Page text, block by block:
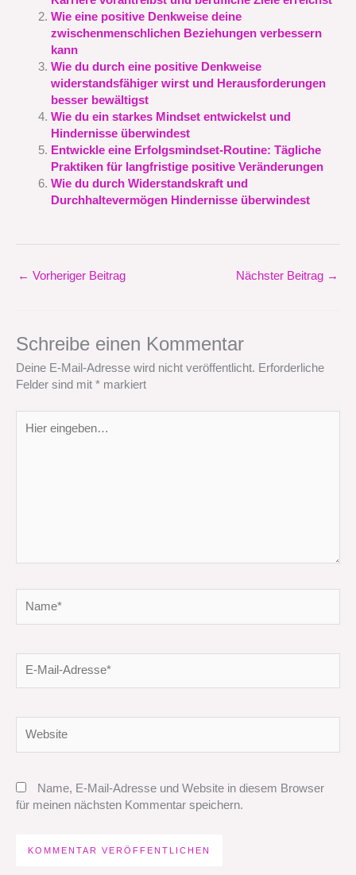
Wie eine positive Denkweise deine
zwischenmenschlichen Beziehungen verbessern
kann
Wie du durch eine positive Denkweise
widerstandsfähiger wirst und Herausforderungen
besser bewältigst
Wie du ein starkes Mindset entwickelst und
Hindernisse überwindest
Entwickle eine Erfolgsmindset-Routine: Tägliche
Praktiken für langfristige positive Veränderungen
Wie du durch Widerstandskraft und
Durchhaltevermögen Hindernisse überwindest
← Vorheriger Beitrag Nächster Beitrag →
Schreibe einen Kommentar
Deine E-Mail-Adresse wird nicht veröffentlicht. Erforderliche
Felder sind mit * markiert
eingeben…
Mail-
Name, E-Mail-Adresse und Website in diesem Browser
für meinen nächsten Kommentar speichern.